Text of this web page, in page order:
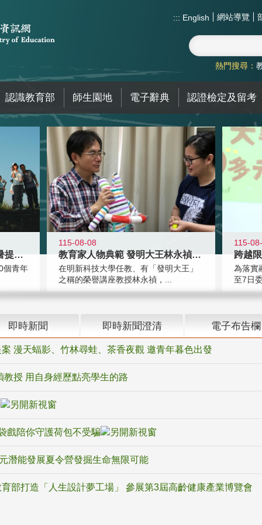
::: English 網站導覽
熱門搜尋：
認識教育部 師生園地 電子辭典 認證檢定及留考
青年壯遊點精選夏夜限定避暑提案 漫
個青年
115-08-08
教育家人物典範 發明大王林永禎教授
在明新科技大學任教、有「發明大王」
之稱的榮譽講座教授林永禎，...
115-
為落實
至7日
即時新聞 即時新聞澄清 電子布告欄
漫天蝠影、竹林尋蛙、茶香夜觀 邀青年暮色出發
授 用自身經歷點亮學生的路
戲陪你守護荷包不受騙
潛能發展夏令營發掘生命無限可能
部打造「人生設計夢工場」 參展第3屆高齡健康產業博覽會